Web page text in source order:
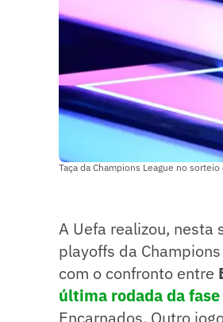
Taça da Champions League no
A Uefa realizou,
playoffs da
com o confronto entre
última rodada da